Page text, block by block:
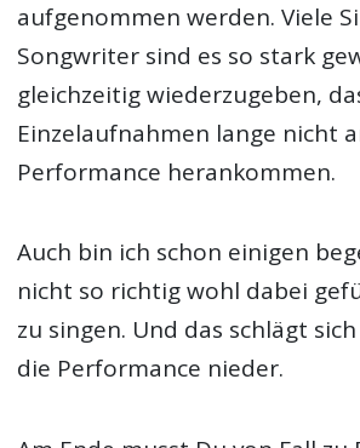
aufgenommen werden. Viele
Songwriter sind es so stark
gleichzeitig wiederzugeben,
Einzelaufnahmen lange nicht
Performance herankommen.
Auch bin ich schon einigen
nicht so richtig wohl dabei
zu singen. Und das schlägt
die Performance nieder.